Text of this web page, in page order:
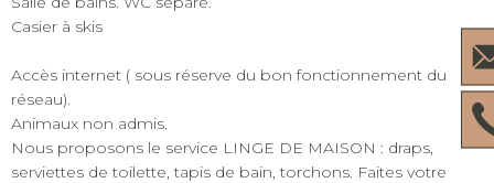
Casier à skis
Accès internet ( sous réserve du bon fonctionnement du
réseau).
Animaux non admis.
Nous proposons le service LINGE DE MAISON : draps,
serviettes de toilette, tapis de bain, torchons. Faites votre